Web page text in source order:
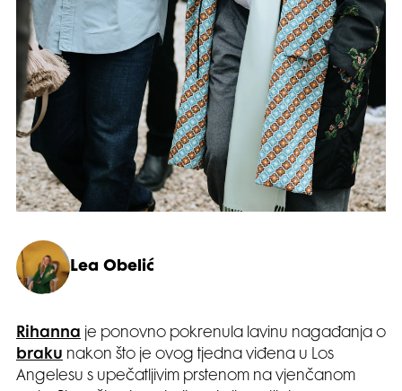
Lea Obelić
Rihanna je ponovno pokrenula lavinu nagađanja o
braku nakon što je ovog tjedna viđena u Los
Angelesu s upečatljivim prstenom na vjenčanom